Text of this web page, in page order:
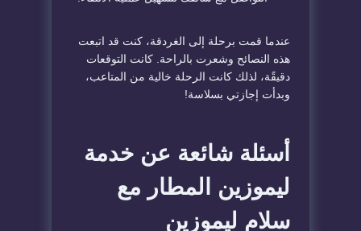
عندما قمت برحلة إلى الغردقة، كنت قد اتبعت
هذه النصائح وشعرت بالراحة. كانت التوقعات
دقيقًة، لذلك كانت الرحلة خالية من المتاعب،
وبدأت إجازتي بسلاسة!
أسئلة شائعة عن خدمة
ليموزين المطار مع
سلام ليموزين